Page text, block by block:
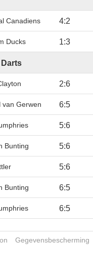
Canadiens 4:2
Ducks 1:3
2:6
van Gerwen 6:5
5:6
Bunting 5:6
5:6
Bunting 6:5
6:5
Gegevensbescherming